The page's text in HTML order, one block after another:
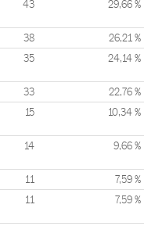
43 29,66 %
38 26,21 %
35 24,14 %
33 22,76 %
15 10,34 %
14 9,66 %
11 7,59 %
11 7,59 %